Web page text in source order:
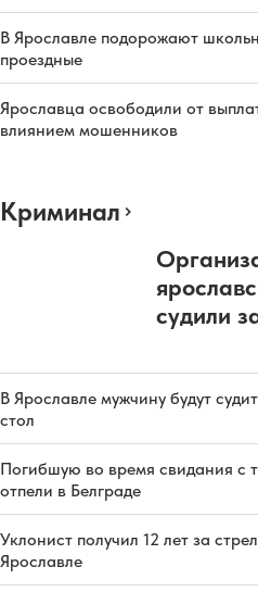
В Ярославле подорожают
проездные
Ярославца освободили от
влиянием мошенников
Криминал
судили
В Ярославле мужчину будут
стол
Погибшую во время свидания с
отпели в Белграде
Уклонист получил 12 лет за
Ярославле